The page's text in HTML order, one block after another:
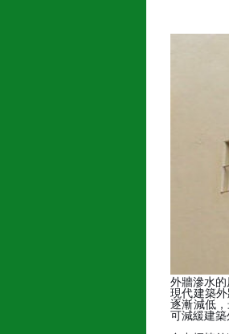
外牆滲水的
現代建築
逐漸減低
可減緩建築